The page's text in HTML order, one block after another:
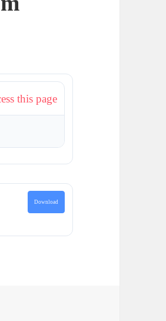
this page
Download
aus den Projekten „Häuser und